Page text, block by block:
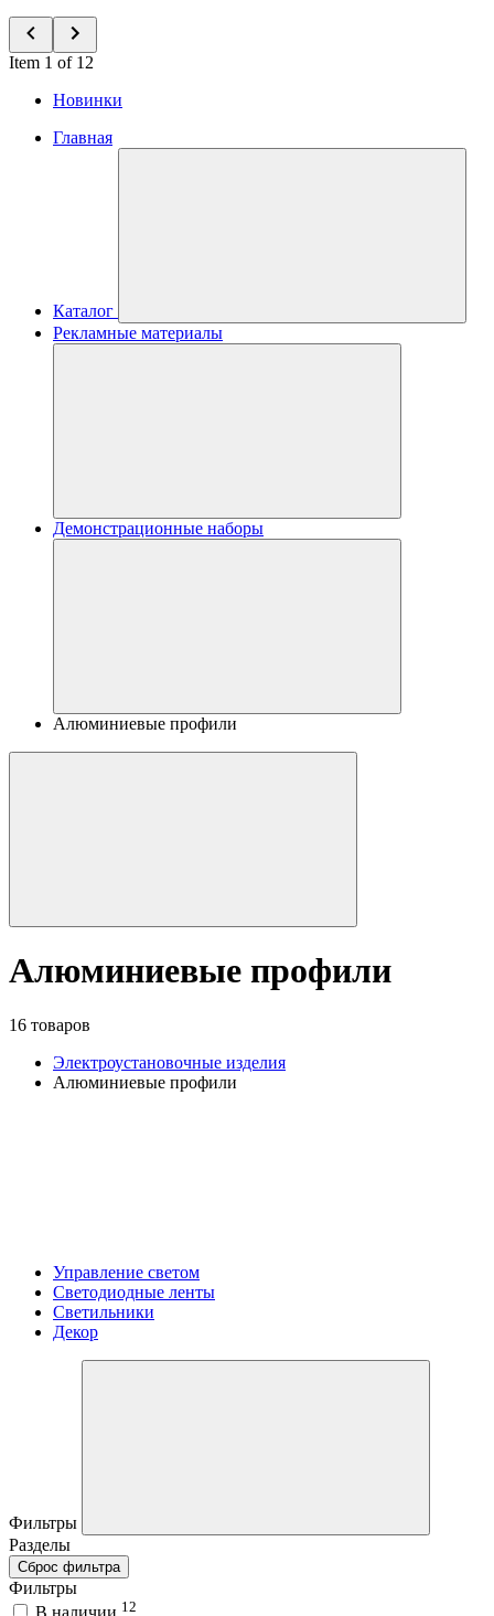
Item 1 of 12
Новинки
Главная
Каталог
Рекламные материалы
Демонстрационные наборы
Алюминиевые профили
Алюминиевые профили
16 товаров
Электроустановочные изделия
Алюминиевые профили
Управление светом
Светодиодные ленты
Светильники
Декор
Фильтры
Разделы
Сброс фильтра
Фильтры
12